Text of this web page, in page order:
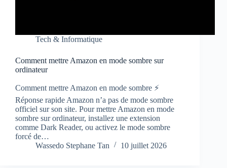
Tech & Informatique
Comment mettre Amazon en mode sombre sur
ordinateur
Comment mettre Amazon en mode sombre ⚡
Réponse rapide Amazon n’a pas de mode sombre
officiel sur son site. Pour mettre Amazon en mode
sombre sur ordinateur, installez une extension
comme Dark Reader, ou activez le mode sombre
forcé de…
Wassedo Stephane Tan
10 juillet 2026